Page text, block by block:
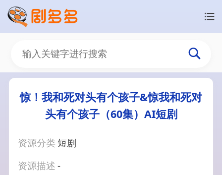
惊！我和死对头有个孩子&惊我和死对
头有个孩子（60集）AI短剧
资源分类 短剧
资源描述-